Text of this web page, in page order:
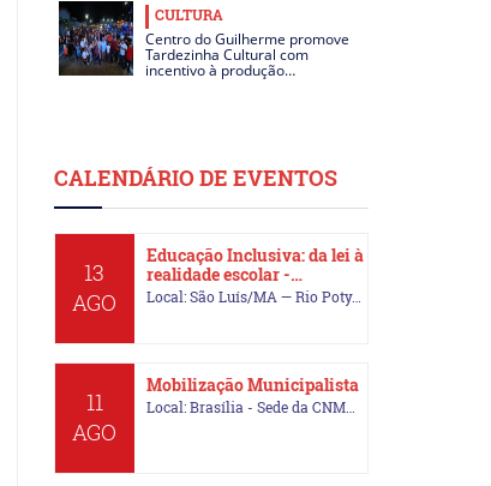
CULTURA
Centro do Guilherme promove
Tardezinha Cultural com
incentivo à produção…
CALENDÁRIO DE EVENTOS
13
AGO
Educação Inclusiva: da lei à
realidade escolar -…
Local: São Luís/MA — Rio Poty…
11
AGO
Mobilização Municipalista
Local: Brasília - Sede da CNM…